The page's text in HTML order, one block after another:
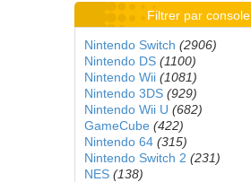
Filtrer par console
Nintendo Switch (2906)
Nintendo DS (1100)
Nintendo Wii (1081)
Nintendo 3DS (929)
Nintendo Wii U (682)
GameCube (422)
Nintendo 64 (315)
Nintendo Switch 2 (231)
NES (138)